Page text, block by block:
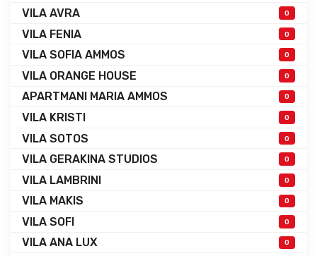
VILA AVRA 0
VILA FENIA 0
VILA SOFIA AMMOS 0
VILA ORANGE HOUSE 0
APARTMANI MARIA AMMOS 0
VILA KRISTI 0
VILA SOTOS 0
VILA GERAKINA STUDIOS 0
VILA LAMBRINI 0
VILA MAKIS 0
VILA SOFI 0
VILA ANA LUX 0